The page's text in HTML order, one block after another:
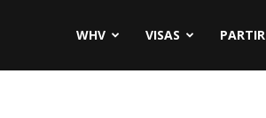
WHV VISAS PARTIR